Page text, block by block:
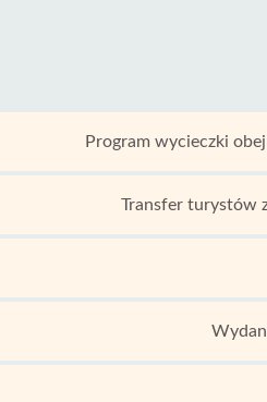
Program wycieczki
Transfer turystów